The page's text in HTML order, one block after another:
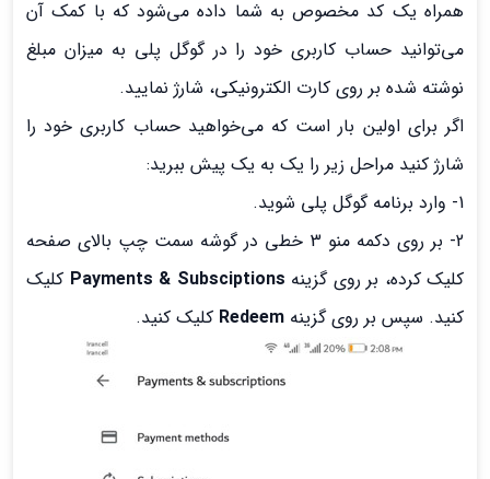
همراه یک کد مخصوص به شما داده می‌شود که با کمک آن
می‌توانید حساب کاربری خود را در گوگل پلی به میزان مبلغ
نوشته شده بر روی کارت الکترونیکی، شارژ نمایید.
اگر برای اولین بار است که می‌خواهید حساب کاربری خود را
شارژ کنید مراحل زیر را یک به یک پیش ببرید:
1- وارد برنامه گوگل پلی شوید.
2- بر روی دکمه منو 3 خطی در گوشه سمت چپ بالای صفحه
کلیک کرده، بر روی گزینه Payments & Subsciptions کلیک
کنید. سپس بر روی گزینه Redeem کلیک کنید.